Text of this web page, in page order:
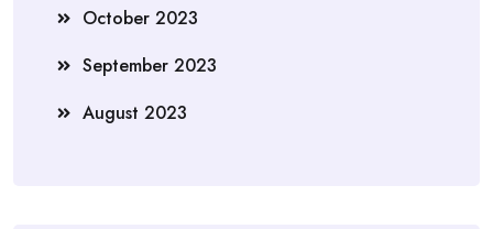
October 2023
September 2023
August 2023